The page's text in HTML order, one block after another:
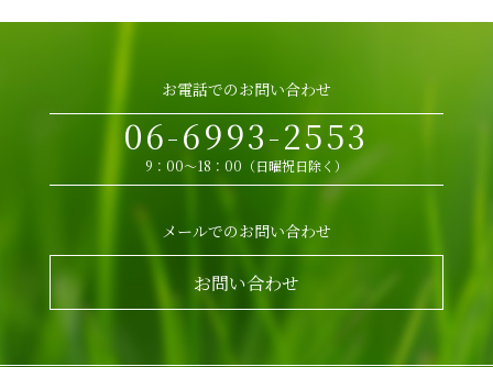
お電話でのお問い合わせ
06-6993-2553
9：00～18：00（日曜祝日除く）
メールでのお問い合わせ
お問い合わせ